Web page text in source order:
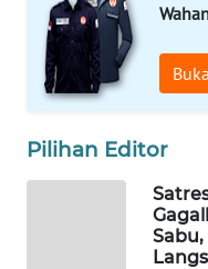
Pilihan Editor
WAHANA
DESA
WISATA
LAPAK